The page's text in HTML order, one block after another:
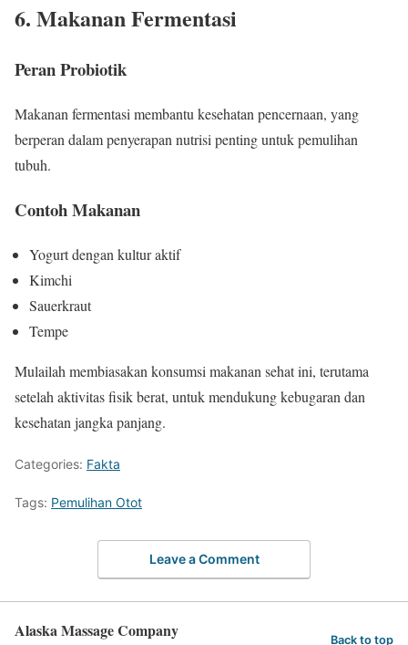
6. Makanan Fermentasi
Peran Probiotik
Makanan fermentasi membantu kesehatan pencernaan, yang
berperan dalam penyerapan nutrisi penting untuk pemulihan
tubuh.
Contoh Makanan
Yogurt dengan kultur aktif
Kimchi
Sauerkraut
Tempe
Mulailah membiasakan konsumsi makanan sehat ini, terutama
setelah aktivitas fisik berat, untuk mendukung kebugaran dan
kesehatan jangka panjang.
Categories: Fakta
Tags: Pemulihan Otot
Leave a Comment
Alaska Massage Company Back to top